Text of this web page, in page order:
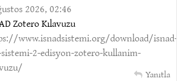
2026, 02:46
Zotero Kılavuzu
www.isnadsistemi.org/download/isnad-
2-edisyon-zotero-kullanim-
Yanıtla